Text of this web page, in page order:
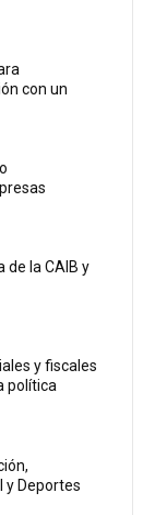
con un
de la CAIB y
y fiscales
política
y Deportes